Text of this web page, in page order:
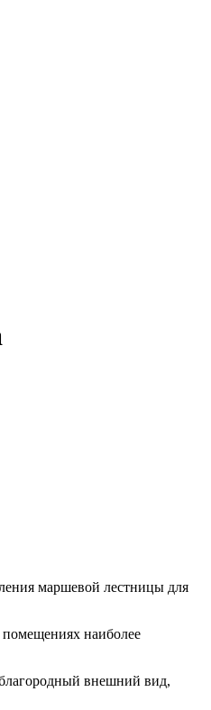
маршевой лестницы для
наиболее
внешний вид,